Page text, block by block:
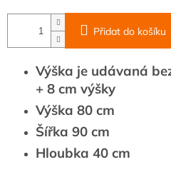
Přidat do košíku
Výška je udávaná
+ 8 cm výšky
Výška 80 cm
Šířka 90 cm
Hloubka 40 cm